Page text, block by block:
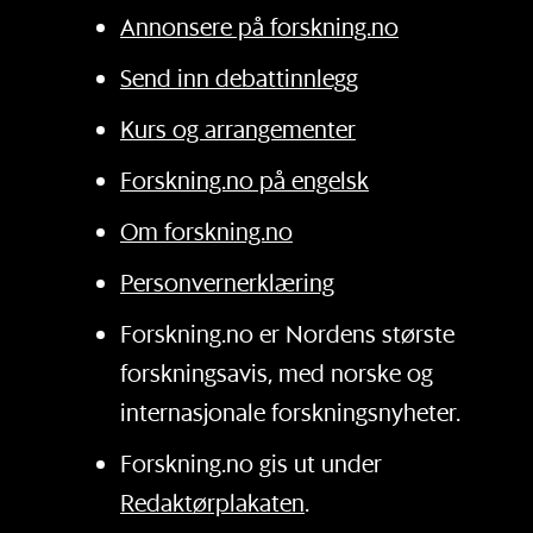
Annonsere på forskning.no
Send inn debattinnlegg
Kurs og arrangementer
Forskning.no på engelsk
Om forskning.no
Personvernerklæring
Forskning.no er Nordens største
forskningsavis, med norske og
internasjonale forskningsnyheter.
Forskning.no gis ut under
Redaktørplakaten.